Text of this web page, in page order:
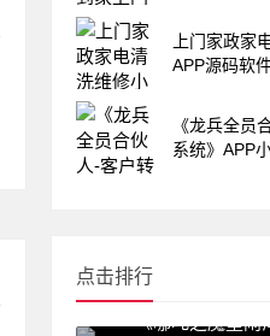
上门家政家
APP源码软
《龙兵全员
系统》APP
点击排行
《哪吒之魔童闹